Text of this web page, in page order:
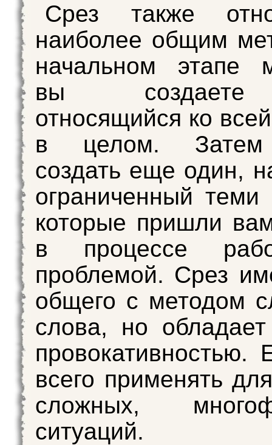
Срез также
наиболее общим
начальном этапе
вы
относящийся ко
в целом. Затем
создать еще один,
ограниченный
которые пришли
в процессе
проблемой. Срез
общего с методом
слова, но
провокативностью.
всего применять
сложных,
ситуаций.